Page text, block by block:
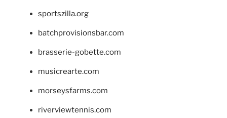
sportszilla.org
batchprovisionsbar.com
brasserie-gobette.com
musicrearte.com
morseysfarms.com
riverviewtennis.com